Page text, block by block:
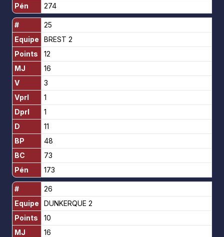
Pén
#
Equipe
Points
MJ
V
Vprl
Dprl
D
BP
BC
Pén
#
Equipe
Points
MJ
274
25
BREST 2
12
16
3
1
1
11
48
73
173
26
DUNKERQUE 2
10
16